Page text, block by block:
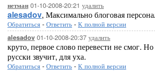
нетман 01-10-2008-20:21 удалить
alesadov, Максимально блоговая
Обратиться - Ответить - К полной версии
alesadov 01-10-2008-20:37 удалить
круто, первое слово перевести не смог.
русски звучит, для уха.
Обратиться - Ответить - К полной версии